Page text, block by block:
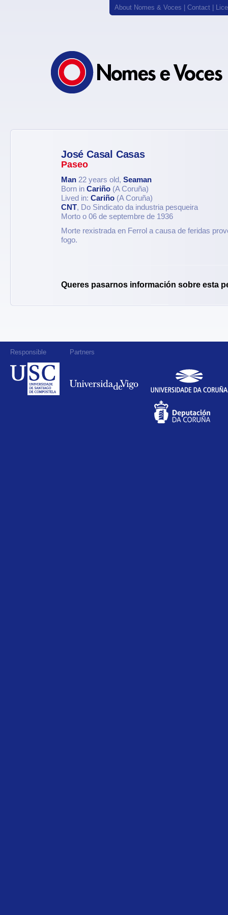
About Nomes & Voces Contact
José Casal Casas
Paseo
Man 22 years old, Seaman
Born in Cariño (A Coruña)
Lived in: Cariño (A Coruña)
CNT, Do Sindicato da industria pesqueira
Morto o 06 de septembre de 1936
Morte rexistrada en Ferrol a causa de feridas
fogo.
Queres pasarnos información sobre esta
Responsible Partners